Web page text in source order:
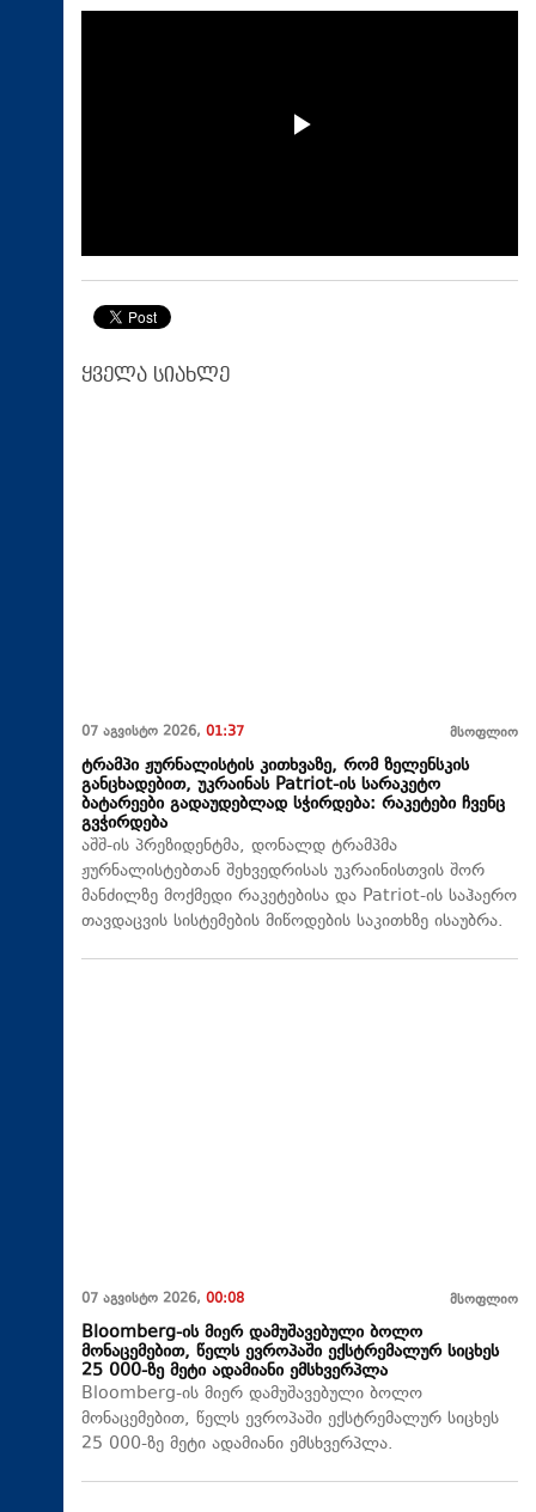
ყველა სიახლე
07 აგვისტო 2026, 01:37 მსოფლიო
ტრამპი ჟურნალისტის კითხვაზე, რომ ზელენსკის
განცხადებით, უკრაინას Patriot-ის სარაკეტო
ბატარეები გადაუდებლად სჭირდება: რაკეტები ჩვენც
გვჭირდება
აშშ-ის პრეზიდენტმა, დონალდ ტრამპმა
ჟურნალისტებთან შეხვედრისას უკრაინისთვის შორ
მანძილზე მოქმედი რაკეტებისა და Patriot-ის საჰაერო
თავდაცვის სისტემების მიწოდების საკითხზე ისაუბრა.
07 აგვისტო 2026, 00:08 მსოფლიო
Bloomberg-ის მიერ დამუშავებული ბოლო
მონაცემებით, წელს ევროპაში ექსტრემალურ სიცხეს
25 000-ზე მეტი ადამიანი ემსხვერპლა
Bloomberg-ის მიერ დამუშავებული ბოლო
მონაცემებით, წელს ევროპაში ექსტრემალურ სიცხეს
25 000-ზე მეტი ადამიანი ემსხვერპლა.